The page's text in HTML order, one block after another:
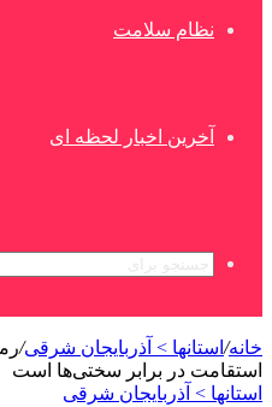
نظام سلامت
آخرین اخبار لحظه ای
خانه/ استانها > آذربایجان شرقی/
استقامت در برابر سختی‌ها است
استانها > آذربایجان شرقی